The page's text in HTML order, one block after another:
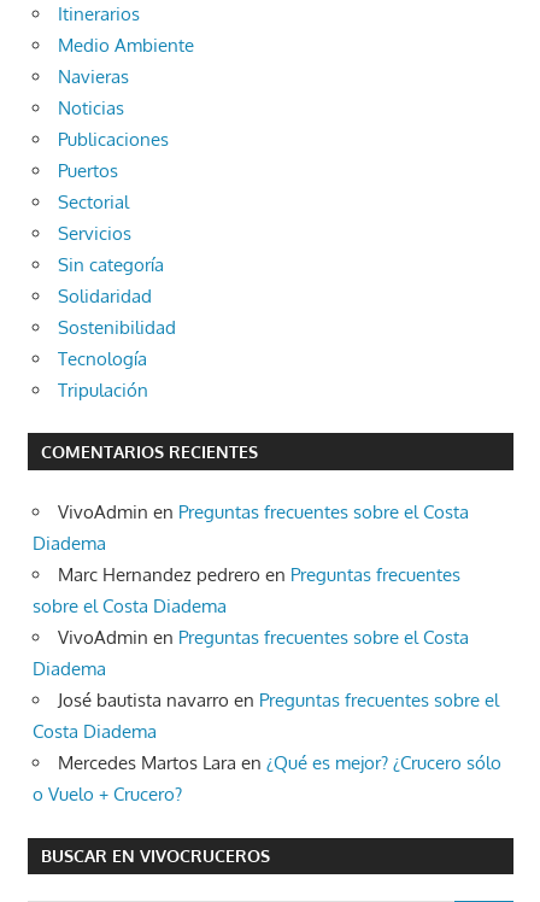
Itinerarios
Medio Ambiente
Navieras
Noticias
Publicaciones
Puertos
Sectorial
Servicios
Sin categoría
Solidaridad
Sostenibilidad
Tecnología
Tripulación
COMENTARIOS RECIENTES
VivoAdmin en Preguntas frecuentes sobre el Costa
Diadema
Marc Hernandez pedrero en Preguntas frecuentes
sobre el Costa Diadema
VivoAdmin en Preguntas frecuentes sobre el Costa
Diadema
José bautista navarro en Preguntas frecuentes sobre el
Costa Diadema
Mercedes Martos Lara en ¿Qué es mejor? ¿Crucero sólo
o Vuelo + Crucero?
BUSCAR EN VIVOCRUCEROS